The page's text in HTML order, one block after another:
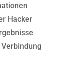
Hacker